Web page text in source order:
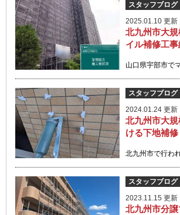
スタッフブログ
2025.01.10 更新
北九州市大
イル補修工事
スタッフブログ
2024.01.24 更新
北九州市大
ける下地補修
スタッフブログ
2023.11.15 更新
北九州市分